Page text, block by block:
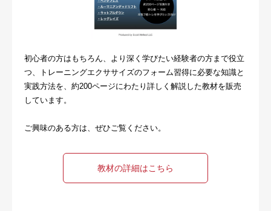
初心者の方はもちろん、より深く学びたい経験者の方まで役立
つ、トレーニングエクササイズのフォーム習得に必要な知識と
実践方法を、約200ページにわたり詳しく解説した教材を販売
しています。
ご興味のある方は、ぜひご覧ください。
教材の詳細はこちら